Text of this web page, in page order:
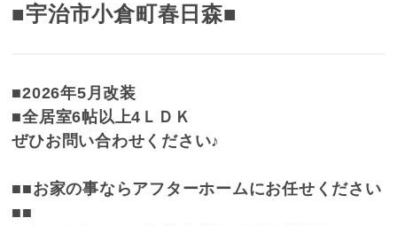
■宇治市小倉町春日森■
■2026年5月改装
■全居室6帖以上4ＬＤＫ
ぜひお問い合わせください♪
■■お家の事ならアフターホームにお任せください
■■